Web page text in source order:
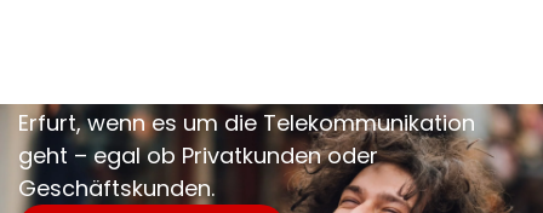
Erfurt, wenn es um die Telekommunikation
geht – egal ob Privatkunden oder
Geschäftskunden.